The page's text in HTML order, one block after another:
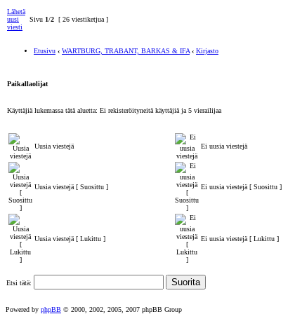
Lähetä
uusi
viesti
Sivu 1/2 [ 26 viestiketjua ]
Etusivu ‹ WARTBURG, TRABANT, BARKAS & IFA ‹ Kirjasto
Paikallaolijat
Käyttäjiä lukemassa tätä aluetta: Ei rekisteröityneitä käyttäjiä ja 5 vierailijaa
Uusia viestejä Ei uusia viestejä
Uusia viestejä [ Suosittu ] Ei uusia viestejä [ Suosittu ]
Uusia viestejä [ Lukittu ] Ei uusia viestejä [ Lukittu ]
Etsi tätä:
Powered by phpBB © 2000, 2002, 2005, 2007 phpBB Group